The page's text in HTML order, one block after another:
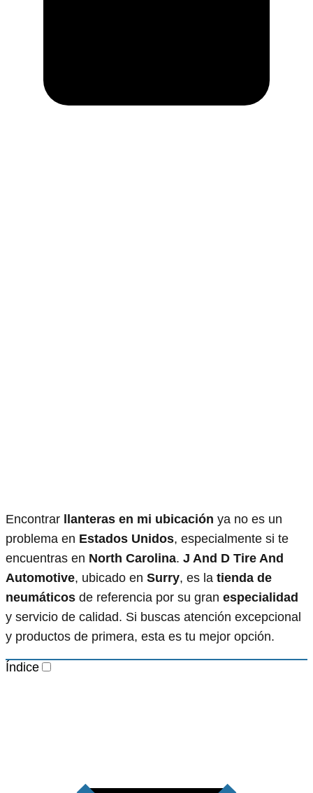
Encontrar llanteras en mi ubicación ya no es un
problema en Estados Unidos, especialmente si te
encuentras en North Carolina. J And D Tire And
Automotive, ubicado en Surry, es la tienda de
neumáticos de referencia por su gran especialidad
y servicio de calidad. Si buscas atención excepcional
y productos de primera, esta es tu mejor opción.
Índice